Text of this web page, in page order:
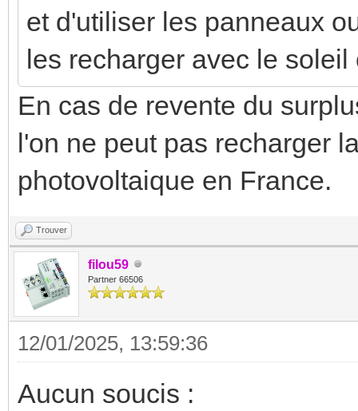
et d'utiliser les panneaux
les recharger avec le
En cas de revente du
l'on ne peut pas recharger
photovoltaique en France.
Trouver
filou59
Partner 66506
12/01/2025, 13:59:36
Aucun soucis :